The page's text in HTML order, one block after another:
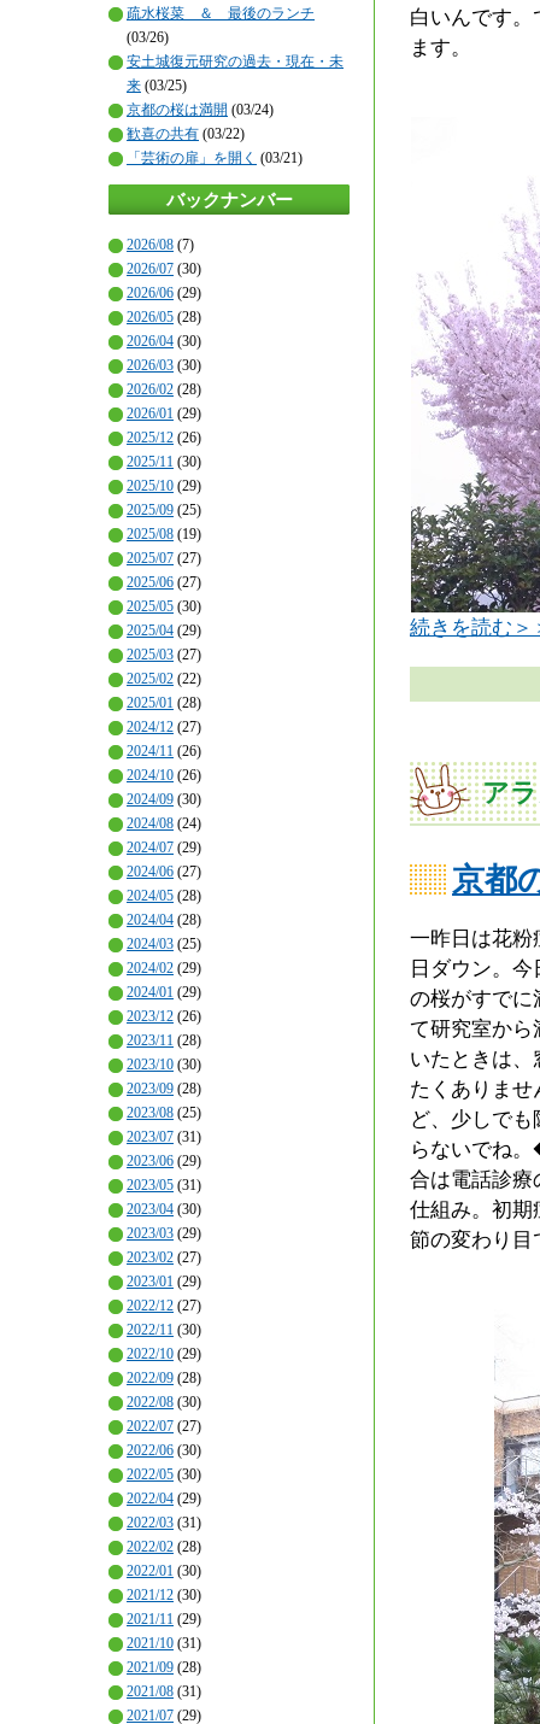
疏水桜菜 ＆ 最後のランチ
(03/26)
安土城復元研究の過去・現在・未
来 (03/25)
京都の桜は満開 (03/24)
歓喜の共有 (03/22)
「芸術の扉」を開く (03/21)
バックナンバー
2026/08 (7)
2026/07 (30)
2026/06 (29)
2026/05 (28)
2026/04 (30)
2026/03 (30)
2026/02 (28)
2026/01 (29)
2025/12 (26)
2025/11 (30)
2025/10 (29)
2025/09 (25)
2025/08 (19)
2025/07 (27)
2025/06 (27)
2025/05 (30)
2025/04 (29)
2025/03 (27)
2025/02 (22)
2025/01 (28)
2024/12 (27)
2024/11 (26)
2024/10 (26)
2024/09 (30)
2024/08 (24)
2024/07 (29)
2024/06 (27)
2024/05 (28)
2024/04 (28)
2024/03 (25)
2024/02 (29)
2024/01 (29)
2023/12 (26)
2023/11 (28)
2023/10 (30)
2023/09 (28)
2023/08 (25)
2023/07 (31)
2023/06 (29)
2023/05 (31)
2023/04 (30)
2023/03 (29)
2023/02 (27)
2023/01 (29)
2022/12 (27)
2022/11 (30)
2022/10 (29)
2022/09 (28)
2022/08 (30)
2022/07 (27)
2022/06 (30)
2022/05 (30)
2022/04 (29)
2022/03 (31)
2022/02 (28)
2022/01 (30)
2021/12 (30)
2021/11 (29)
2021/10 (31)
2021/09 (28)
2021/08 (31)
2021/07 (29)
白いんです
ます。
続きを読む＞
ア
京都
一昨日は花
日ダウン。
の桜がすでに
て研究室か
いたときは
たくありま
ど、少しで
らないでね
合は電話診療
仕組み。初期
節の変わり目